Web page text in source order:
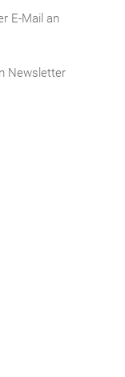
E-Mail an
Newsletter